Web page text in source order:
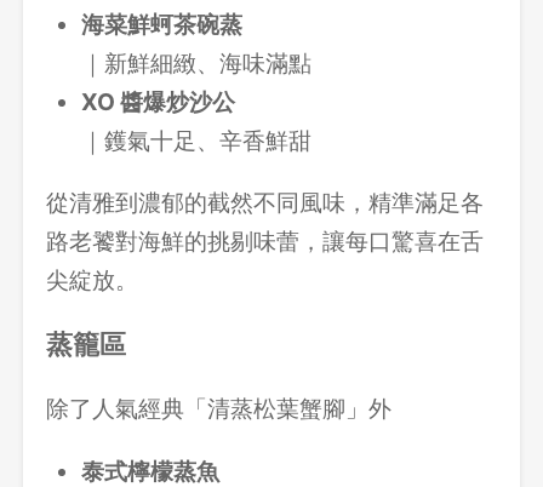
海菜鮮蚵茶碗蒸
｜新鮮細緻、海味滿點
XO 醬爆炒沙公
｜鑊氣十足、辛香鮮甜
從清雅到濃郁的截然不同風味，精準滿足各
路老饕對海鮮的挑剔味蕾，讓每口驚喜在舌
尖綻放。
蒸籠區
除了人氣經典「清蒸松葉蟹腳」外
泰式檸檬蒸魚